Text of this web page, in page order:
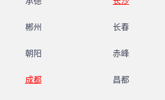
郴州 长春
朝阳 赤峰
成都 昌都